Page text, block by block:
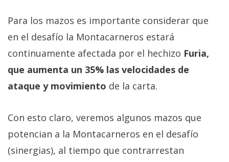
2026. Algunos
derechos
reservados.
Para los mazos es importante considerar que
en el desafío la Montacarneros estará
continuamente afectada por el hechizo Furia,
que aumenta un 35% las velocidades de
ataque y movimiento de la carta.
Con esto claro, veremos algunos mazos que
potencian a la Montacarneros en el desafío
(sinergias), al tiempo que contrarrestan